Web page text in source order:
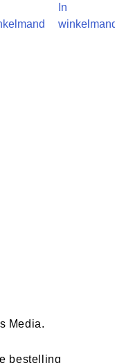
In
Media.
bestelling